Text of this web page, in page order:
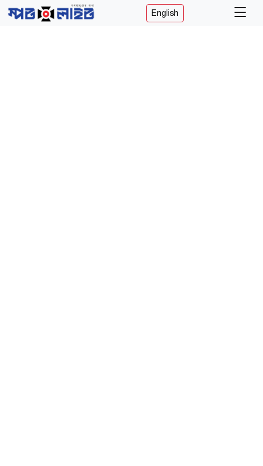
English